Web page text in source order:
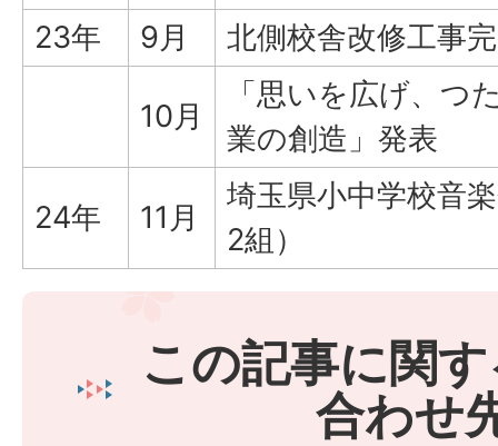
23年
9月 北側校舎改修工事
10月
「思いを広げ、つ
業の創造」発表
24年 11月
埼玉県小中学校音
2組）
この記事に関
合わせ